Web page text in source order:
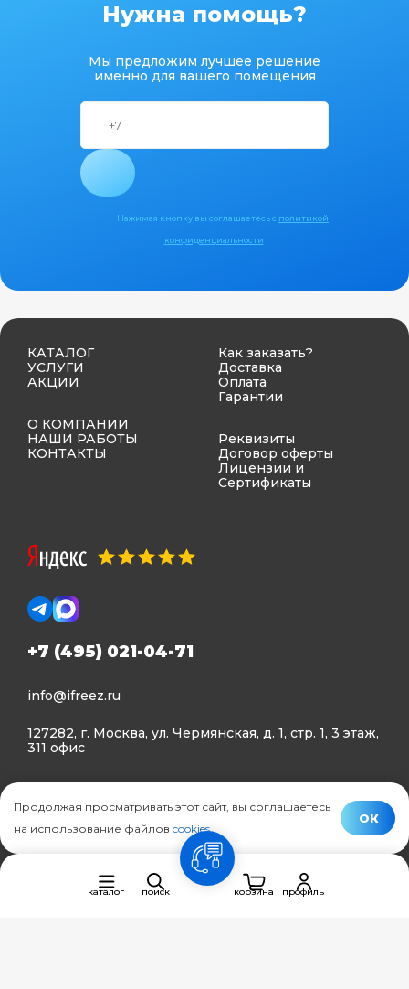
Нужна помощь?
Мы предложим лучшее решение
именно для вашего помещения
Нажимая кнопку вы соглашаетесь с политикой
конфиденциальности
КАТАЛОГ
УСЛУГИ
АКЦИИ
О КОМПАНИИ
НАШИ РАБОТЫ
КОНТАКТЫ
Как заказать?
Доставка
Оплата
Гарантии
Реквизиты
Договор оферты
Лицензии и
Сертификаты
+7 (495) 021-04-71
info@ifreez.ru
127282, г. Москва, ул. Чермянская, д. 1, стр. 1, 3 этаж,
311 офис
Политика конфиденциальности
© Ifreez - продажа и установка климатической техники,
каталог поиск
связь
корзина
профиль
Продолжая просматривать этот сайт, вы соглашаетесь
на использование файлов cookies.
ОК